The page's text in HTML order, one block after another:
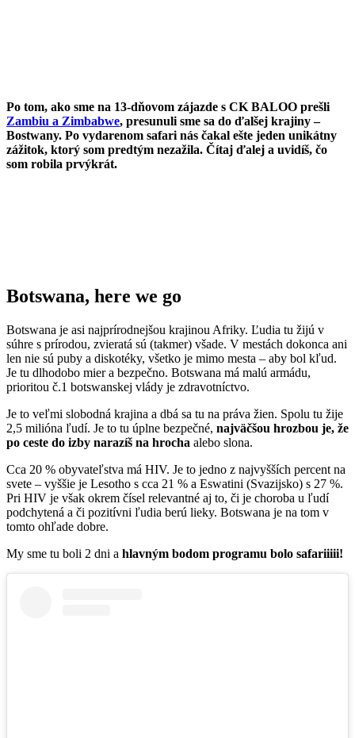
Po tom, ako sme na 13-dňovom zájazde s CK BALOO prešli
Zambiu a Zimbabwe, presunuli sme sa do ďalšej krajiny –
Bostwany. Po vydarenom safari nás čakal ešte jeden unikátny
zážitok, ktorý som predtým nezažila. Čítaj ďalej a uvidíš, čo
som robila prvýkrát.
Botswana, here we go
Botswana je asi najprírodnejšou krajinou Afriky. Ľudia tu žijú v
súhre s prírodou, zvieratá sú (takmer) všade. V mestách dokonca ani
len nie sú puby a diskotéky, všetko je mimo mesta – aby bol kľud.
Je tu dlhodobo mier a bezpečno. Botswana má malú armádu,
prioritou č.1 botswanskej vlády je zdravotníctvo.
Je to veľmi slobodná krajina a dbá sa tu na práva žien. Spolu tu žije
2,5 milióna ľudí. Je to tu úplne bezpečné, najväčšou hrozbou je, že
po ceste do izby narazíš na hrocha alebo slona.
Cca 20 % obyvateľstva má HIV. Je to jedno z najvyšších percent na
svete – vyššie je Lesotho s cca 21 % a Eswatini (Svazijsko) s 27 %.
Pri HIV je však okrem čísel relevantné aj to, či je choroba u ľudí
podchytená a či pozitívni ľudia berú lieky. Botswana je na tom v
tomto ohľade dobre.
My sme tu boli 2 dni a hlavným bodom programu bolo safariiiii!